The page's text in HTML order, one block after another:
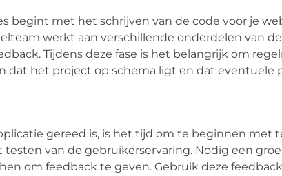
begint met het schrijven van de code voor je
werkt aan verschillende onderdelen van
Tijdens deze fase is het belangrijk om
dat het project op schema ligt en dat eventuele
gereed is, is het tijd om te beginnen met
van de gebruikerservaring. Nodig een
om feedback te geven. Gebruik deze